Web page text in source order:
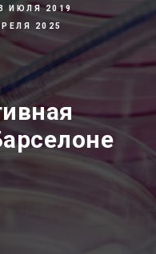
ИЮЛЯ 2019
2025